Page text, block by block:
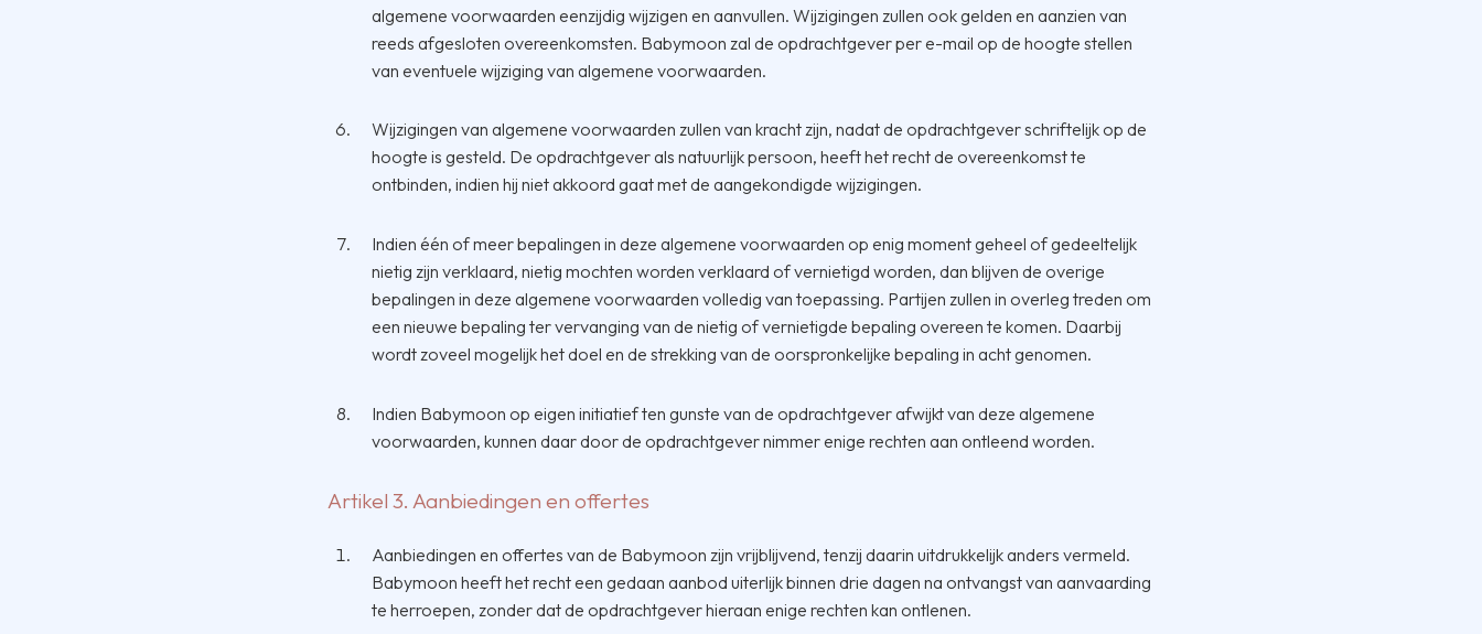
algemene voorwaarden eenzijdig wijzigen en aanvullen. Wijzigingen zullen ook gelden en aanzien van
reeds afgesloten overeenkomsten. Babymoon zal de opdrachtgever per e-mail op de hoogte stellen
van eventuele wijziging van algemene voorwaarden.
Wijzigingen van algemene voorwaarden zullen van kracht zijn, nadat de opdrachtgever schriftelijk op de
hoogte is gesteld. De opdrachtgever als natuurlijk persoon, heeft het recht de overeenkomst te
ontbinden, indien hij niet akkoord gaat met de aangekondigde wijzigingen.
Indien één of meer bepalingen in deze algemene voorwaarden op enig moment geheel of gedeeltelijk
nietig zijn verklaard, nietig mochten worden verklaard of vernietigd worden, dan blijven de overige
bepalingen in deze algemene voorwaarden volledig van toepassing. Partijen zullen in overleg treden om
een nieuwe bepaling ter vervanging van de nietig of vernietigde bepaling overeen te komen. Daarbij
wordt zoveel mogelijk het doel en de strekking van de oorspronkelijke bepaling in acht genomen.
Indien Babymoon op eigen initiatief ten gunste van de opdrachtgever afwijkt van deze algemene
voorwaarden, kunnen daar door de opdrachtgever nimmer enige rechten aan ontleend worden.
Artikel 3. Aanbiedingen en offertes
Aanbiedingen en offertes van de Babymoon zijn vrijblijvend, tenzij daarin uitdrukkelijk anders vermeld.
Babymoon heeft het recht een gedaan aanbod uiterlijk binnen drie dagen na ontvangst van aanvaarding
te herroepen, zonder dat de opdrachtgever hieraan enige rechten kan ontlenen.